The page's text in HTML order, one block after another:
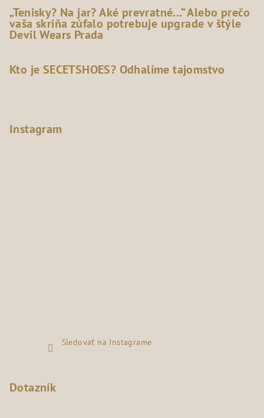
„Tenisky? Na jar? Aké prevratné...“ Alebo prečo
vaša skriňa zúfalo potrebuje upgrade v štýle
Devil Wears Prada
Kto je SECETSHOES? Odhalíme tajomstvo
Instagram
Sledovať na Instagrame
Dotazník